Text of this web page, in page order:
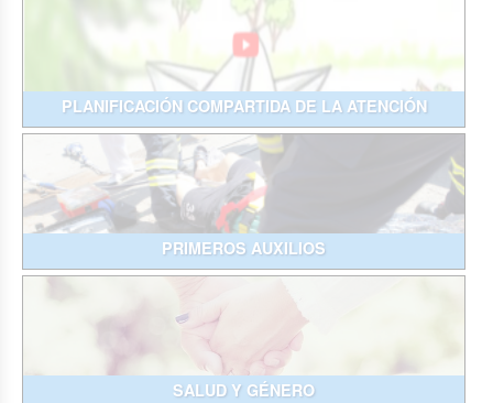
PLANIFICACIÓN COMPARTIDA DE LA ATENCIÓN
PRIMEROS AUXILIOS
SALUD Y GÉNERO